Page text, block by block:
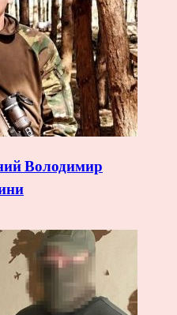
Володимир